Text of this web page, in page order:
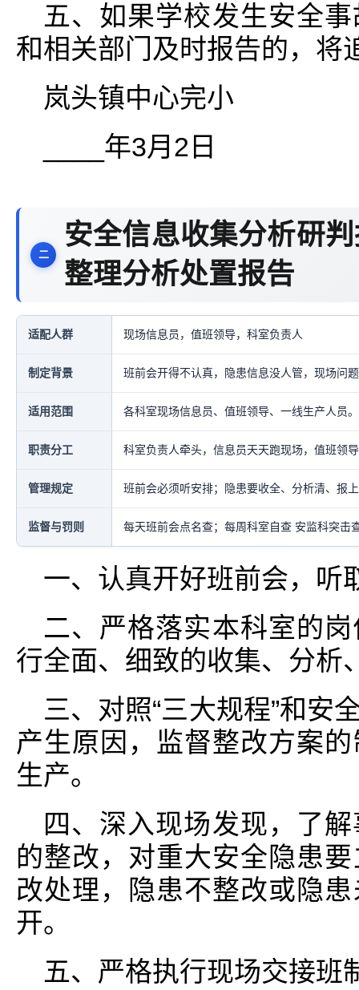
五、如果学校发生安全
和相关部门及时报告的，将
岚头镇中心完小
____年3月2日
安全信息收集分析研
整理分析处置报告
适配人群 现场信息员，值班领导，科室负责人
制定背景 班前会开得不认真，隐患信息没人管，现场问
适用范围 各科室现场信息员、值班领导、一线生产人员。
职责分工 科室负责人牵头，信息员天天跑现场，值班领
管理规定 班前会必须听安排；隐患要收全、分析清、报
监督与罚则 每天班前会点名查；每周科室自查 安监科突击
一、认真开好班前会，听
二、严格落实本科室的
行全面、细致的收集、分析
三、对照“三大规程”和安
产生原因，监督整改方案
生产。
四、深入现场发现，了
的整改，对重大安全隐患
改处理，隐患不整改或隐
开。
五、严格执行现场交接班